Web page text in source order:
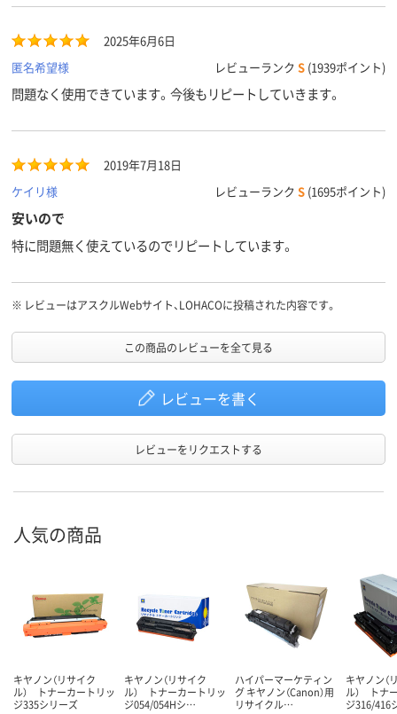
2025年6月6日
匿名希望様
レビューランク S (1939ポイント)
問題なく使用できています。今後もリピートしていきます。
2019年7月18日
ケイリ様
レビューランク S (1695ポイント)
安いので
特に問題無く使えているのでリピートしています。
※ レビューはアスクルWebサイト、LOHACOに投稿された内容です。
この商品のレビューを全て見る
レビューを書く
レビューをリクエストする
人気の商品
キヤノン（リサイク
ル） トナーカートリッ
ジ335シリーズ
キヤノン（リサイク
ル） トナーカートリッ
ジ054/054Hシ…
ハイパーマーケティン
グ キヤノン（Canon）用
リサイクル…
キヤノン（
ル） トナ
ジ316/416